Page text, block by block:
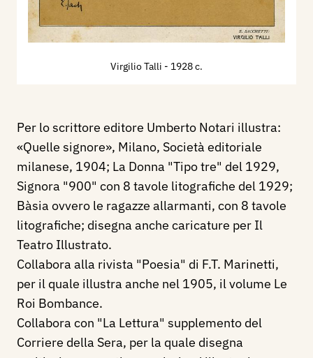
Virgilio Talli - 1928 c.
Per lo scrittore editore Umberto Notari illustra:
«Quelle signore», Milano, Società editoriale
milanese, 1904; La Donna "Tipo tre" del 1929,
Signora "900" con 8 tavole litografiche del 1929;
Bàsia ovvero le ragazze allarmanti, con 8 tavole
litografiche; disegna anche caricature per Il
Teatro Illustrato.
Collabora alla rivista "Poesia" di F.T. Marinetti,
per il quale illustra anche nel 1905, il volume Le
Roi Bombance.
Collabora con "La Lettura" supplemento del
Corriere della Sera, per la quale disegna